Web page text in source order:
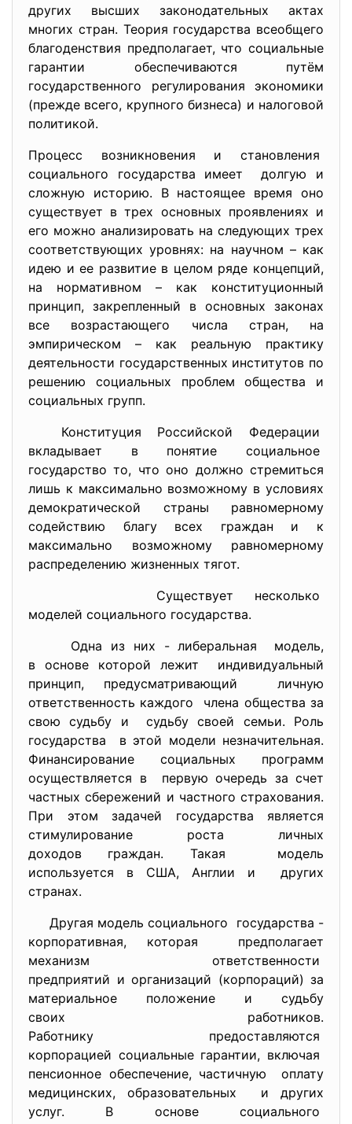
других высших законодательных актах
многих стран. Теория государства всеобщего
благоденствия предполагает, что социальные
гарантии обеспечиваются путём
государственного регулирования экономики
(прежде всего, крупного бизнеса) и налоговой
политикой.
Процесс возникновения и становления
социального государства имеет долгую и
сложную историю. В настоящее время оно
существует в трех основных проявлениях и
его можно анализировать на следующих трех
соответствующих уровнях: на научном – как
идею и ее развитие в целом ряде концепций,
на нормативном – как конституционный
принцип, закрепленный в основных законах
все возрастающего числа стран, на
эмпирическом – как реальную практику
деятельности государственных институтов по
решению социальных проблем общества и
социальных групп.
Конституция Российской Федерации
вкладывает в понятие социальное
государство то, что оно должно стремиться
лишь к максимально возможному в условиях
демократической страны равномерному
содействию благу всех граждан и к
максимально возможному равномерному
распределению жизненных тягот.
Существует несколько
моделей социального государства.
Одна из них - либеральная модель,
в основе которой лежит индивидуальный
принцип, предусматривающий личную
ответственность каждого члена общества за
свою судьбу и судьбу своей семьи. Роль
государства в этой модели незначительная.
Финансирование социальных программ
осуществляется в первую очередь за счет
частных сбережений и частного страхования.
При этом задачей государства является
стимулирование роста личных
доходов граждан. Такая модель
используется в США, Англии и других
странах.
Другая модель социального государства -
корпоративная, которая предполагает
механизм ответственности
предприятий и организаций (корпораций) за
материальное положение и судьбу
своих работников.
Работнику предоставляются
корпорацией социальные гарантии, включая
пенсионное обеспечение, частичную оплату
медицинских, образовательных и других
услуг. В основе социального